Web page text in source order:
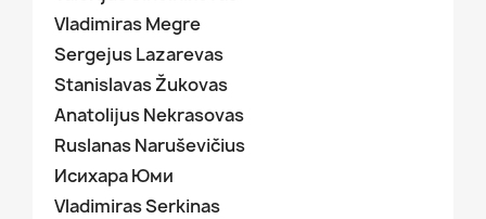
Vladimiras Megre
Sergejus Lazarevas
Stanislavas Žukovas
Anatolijus Nekrasovas
Ruslanas Naruševičius
Исихара Юми
Vladimiras Serkinas